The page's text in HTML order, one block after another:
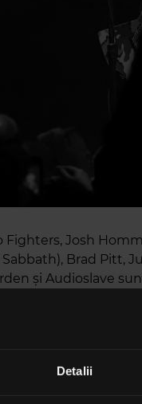
Detalii
Fighters, Josh
Brad Pitt,
și Audioslave
Bell Tolls" și
"All Your Lies" și